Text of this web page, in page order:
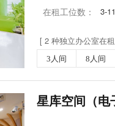
在租工位数：
3-
[ 2 种独立办公室在
3人间 8人间
星库空间（电